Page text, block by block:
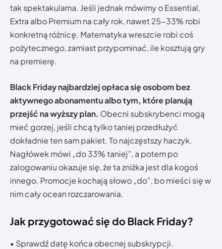
tak spektakularna. Jeśli jednak mówimy o Essential,
Extra albo Premium na cały rok, nawet 25-33% robi
konkretną różnicę. Matematyka wreszcie robi coś
pożytecznego, zamiast przypominać, ile kosztują gry
na premierę.
Black Friday najbardziej opłaca się osobom bez
aktywnego abonamentu albo tym, które planują
przejść na wyższy plan. Obecni subskrybenci mogą
mieć gorzej, jeśli chcą tylko taniej przedłużyć
dokładnie ten sam pakiet. To najczęstszy haczyk.
Nagłówek mówi „do 33% taniej”, a potem po
zalogowaniu okazuje się, że ta zniżka jest dla kogoś
innego. Promocje kochają słowo „do”, bo mieści się w
nim cały ocean rozczarowania.
Jak przygotować się do Black Friday?
• Sprawdź datę końca obecnej subskrypcji.